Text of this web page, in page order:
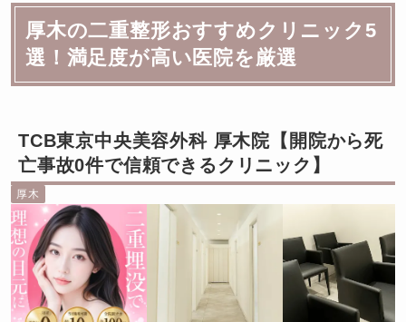
厚木の二重整形おすすめクリニック5
選！満足度が高い医院を厳選
TCB東京中央美容外科 厚木院【開院から死
亡事故0件で信頼できるクリニック】
厚木